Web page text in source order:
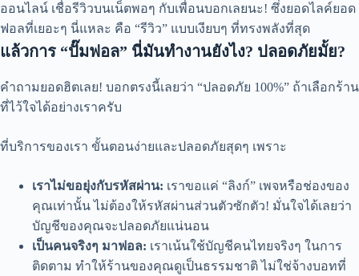
ออนไลน์ เชื่อรีวิวบนเน็ตพอๆ กับเพื่อนบอกเลยนะ! ซึ่งยอดไลค์ยอด
ฟอลที่เยอะๆ นี่แหละ คือ “รีวิว” แบบเงียบๆ ที่ทรงพลังที่สุด
แล้วการ “ปั๊มฟอล” นี่มันทำงานยังไง? ปลอดภัยมั้ย?
คำถามยอดฮิตเลย! บอกตรงนี้เลยว่า “ปลอดภัย 100%” ถ้าเลือกร้าน
ที่ไว้ใจได้อย่างเราครับ
ที่บริการของเรา ขั้นตอนง่ายและปลอดภัยสุดๆ เพราะ
เราไม่ขอยุ่งกับรหัสผ่าน: เราขอแค่ “ลิงก์” เพจหรือช่องของ
คุณเท่านั้น ไม่ต้องให้รหัสผ่านส่วนตัวซักตัว! มั่นใจได้เลยว่า
บัญชีของคุณจะปลอดภัยแน่นอน
เป็นคนจริงๆ มาฟอล: เราเน้นใช้บัญชีคนไทยจริงๆ ในการ
ติดตาม ทำให้ร้านของคุณดูเป็นธรรมชาติ ไม่ใช่จ้างบอทที่